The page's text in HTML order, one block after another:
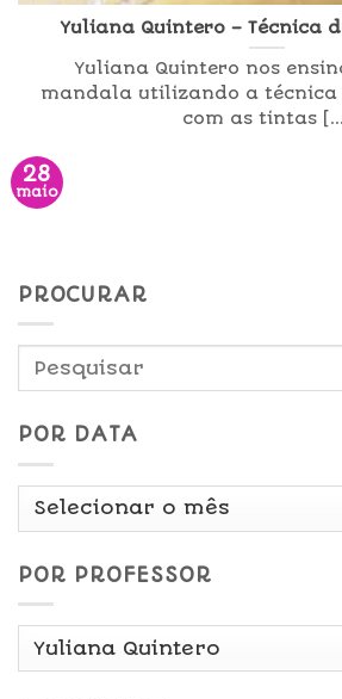
Yuliana Quintero – Técnica
Yuliana Quintero nos
mandala utilizando a técnica
com as tintas [...]
28
maio
PROCURAR
POR DATA
Por
POR PROFESSOR